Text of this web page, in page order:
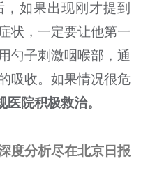
如果出现刚才提到
状，一定要让他第一
勺子刺激咽喉部，通
吸收。如果情况很危
院积极救治。
度分析尽在北京日报